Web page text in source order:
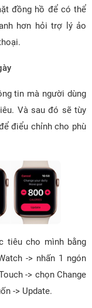
đồng hồ để có thể
hơn hỏi trợ lý ảo
tin mà người dùng
Và sau đó sẽ tùy
điểu chỉnh cho phù
tiêu cho mình bằng
-> nhấn 1 ngón
-> chọn Change
-> Update.